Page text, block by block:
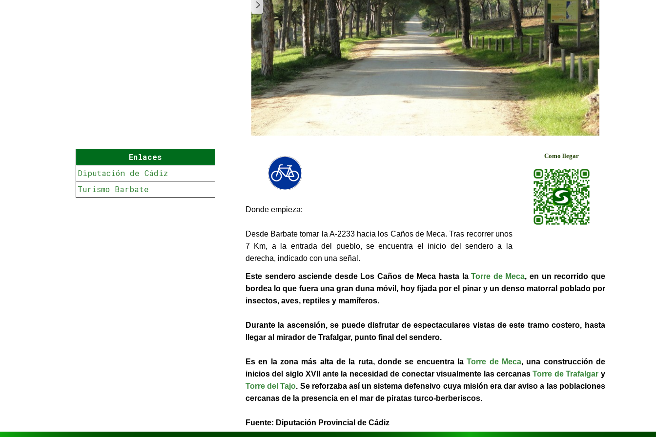
Enlaces
Diputación de Cádiz
Turismo Barbate
1/3
Como llegar
Donde empieza:
Desde Barbate tomar la A-2233 hacia los Caños de Meca. Tras recorrer unos
7 Km, a la entrada del pueblo, se encuentra el inicio del sendero a la
derecha, indicado con una señal.
Este sendero asciende desde Los Caños de Meca hasta laTorre de Meca, en un recorrido que
bordea lo que fuera una gran duna móvil, hoy fijada por el pinar y un denso matorral poblado por
insectos, aves, reptiles y mamíferos.
Durante la ascensión, se puede disfrutar de espectaculares vistas de este tramo costero, hasta
llegar al mirador de Trafalgar, punto final del sendero.
Es en la zona más alta de la ruta, donde se encuentra laTorre de Meca, una construcción de
inicios del siglo XVII ante la necesidad de conectar visualmente las cercanasTorre de Trafalgar y
Torre del Tajo. Se reforzaba así un sistema defensivo cuya misión era dar aviso a las poblaciones
cercanas de la presencia en el mar de piratas turco-berberiscos.
Fuente: Diputación Provincial de Cádiz